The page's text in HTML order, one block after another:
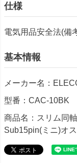
仕様
電気用品安全法(備
基本情報
メーカー名：
型番：CAC-10BK
商品名：スリム同
Sub15pin(ミニ)オ